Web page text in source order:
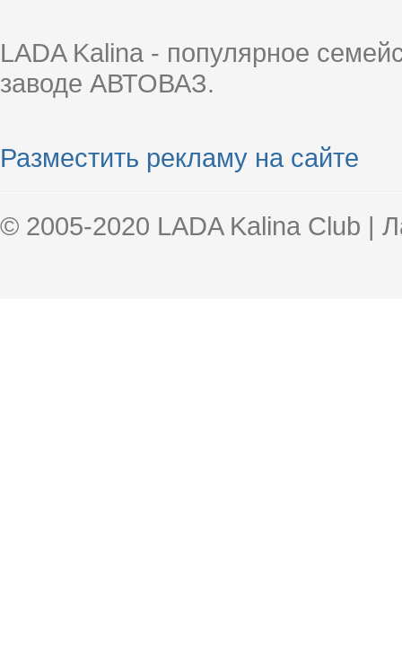
LADA Kalina - популярное
заводе АВТОВАЗ.
Разместить рекламу на сайте
© 2005-2020 LADA Kalina Club |